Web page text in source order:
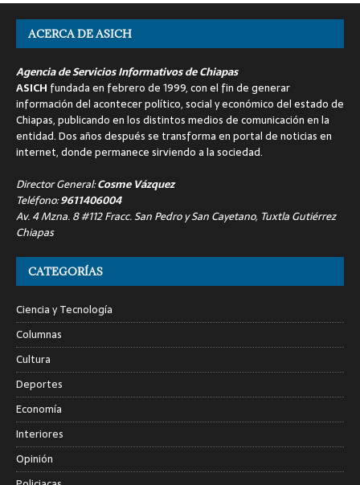
ACERCA DE ASICH
Agencia de Servicios Informativos de Chiapas
ASICH fundada en febrero de 1999, con el fin de generar
información del acontecer político, social y económico del estado de
Chiapas, publicando en los distintos medios de comunicación en la
entidad. Dos años después se transforma en portal de noticias en
internet, donde permanece sirviendo a la sociedad.
Director General:Cosme Vázquez
Teléfono:9611406004
Av. 4 Mzna. 8 #112 Fracc. San Pedro y San Cayetano, Tuxtla Gutiérrez
Chiapas
CATEGORÍAS
Ciencia y Tecnología
Columnas
Cultura
Deportes
Economía
Interiores
Opinión